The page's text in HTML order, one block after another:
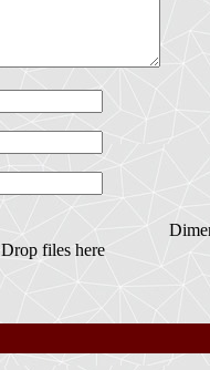
Drop files here